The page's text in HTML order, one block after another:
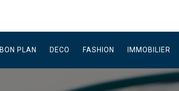
BON PLAN DECO FASHION IMMOBILIER